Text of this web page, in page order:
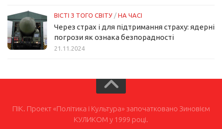
ВІСТІ З ТОГО СВІТУ / НА ЧАСІ
Через страх і для підтримання страху: ядерні
погрози як ознака безпорадності
21.11.2024
ПІК. Проект «Політика і Культура» започатковано Зиновієм
КУЛИКОМ у 1999 році.